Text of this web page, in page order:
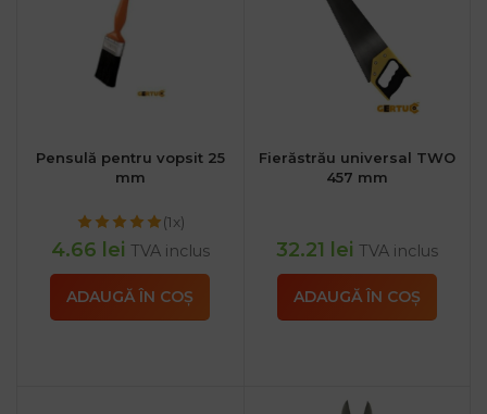
Pensulă pentru vopsit 25
mm
(1x)
4.66 lei TVA inclus
ADAUGĂ ÎN COȘ
Fierăstrău universal TWO
457 mm
32.21 lei TVA inclus
ADAUGĂ ÎN COȘ